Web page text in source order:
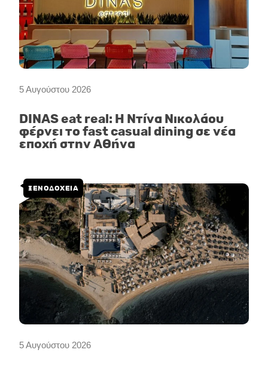
5 Αυγούστου 2026
DINAS eat real: Η Ντίνα Νικολάου
φέρνει το fast casual dining σε νέα
εποχή στην Αθήνα
5 Αυγούστου 2026
ΞΕΝΟΔΟΧΕΙΑ